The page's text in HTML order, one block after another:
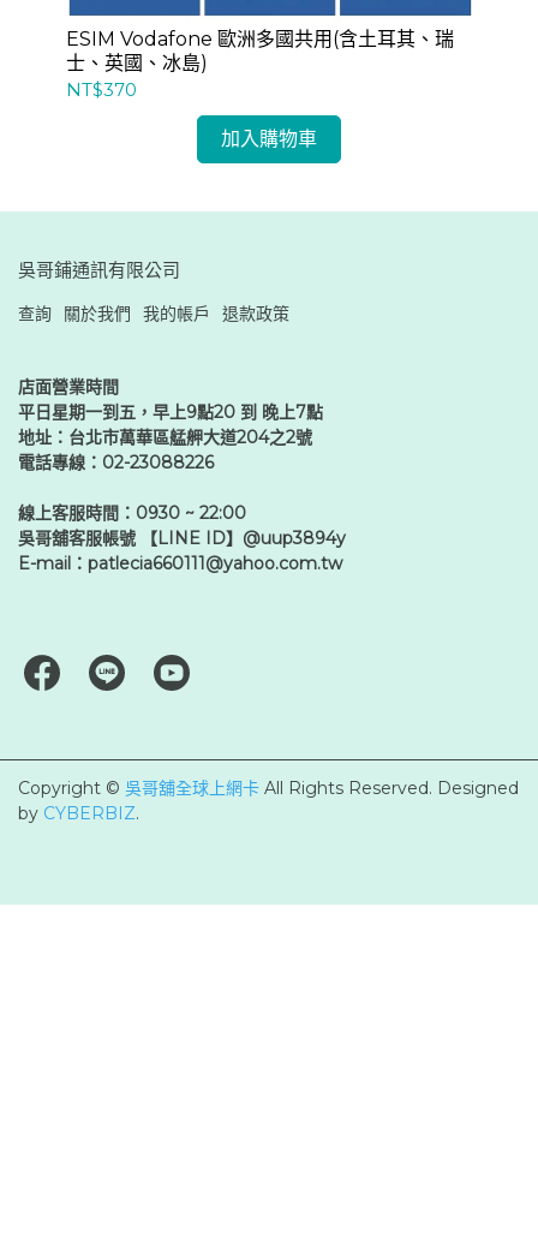
ESIM Vodafone 歐洲多國共用(含土耳其、瑞
士、英國、冰島)
NT$370
加入購物車
吳哥鋪通訊有限公司
查詢 關於我們 我的帳戶 退款政策
店面營業時間
平日星期一到五，早上9點20 到 晚上7點
地址：台北市萬華區艋舺大道204之2號
電話專線：02-23088226
線上客服時間：0930 ~ 22:00
吳哥舖客服帳號 【LINE ID】@uup3894y
E-mail：patlecia660111@yahoo.com.tw
Copyright © 吳哥舖全球上網卡 All Rights Reserved. Designed
by CYBERBIZ.